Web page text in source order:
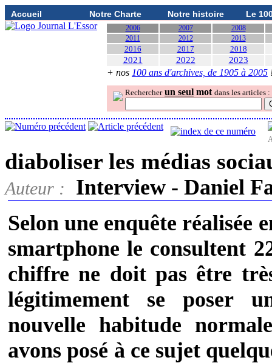
Accueil Notre Charte Notre histoire Le
2006 2007
2008
2011
2012 2013
2016 2017 2018
2021 2022 2023
+ nos 100 ans d'archives, de 1905 à 2005
Rechercher un seul mot dans les articles :
diaboliser les médias
Auteur :
Interview - Daniel
Selon une enquête réalisée
smartphone le consultent
chiffre ne doit pas être
légitimement se poser
nouvelle habitude
avons posé à ce sujet